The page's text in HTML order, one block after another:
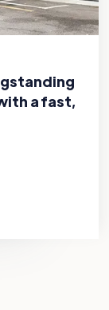
a fast,